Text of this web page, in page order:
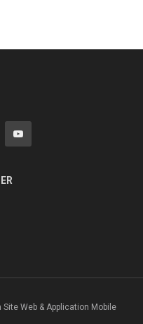
Site Web & Application Mobile